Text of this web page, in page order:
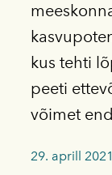
kus tehti
peeti
võimet
29. aprill 2021